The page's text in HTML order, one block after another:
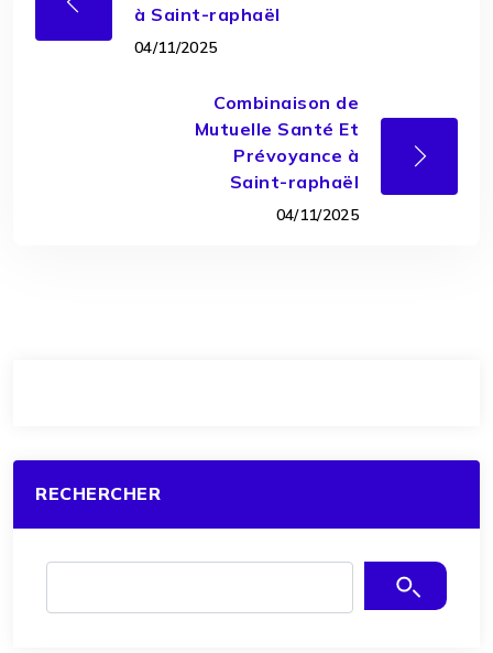
à Saint-raphaël
04/11/2025
Combinaison de
Mutuelle Santé Et
Prévoyance à
Saint-raphaël
04/11/2025
RECHERCHER